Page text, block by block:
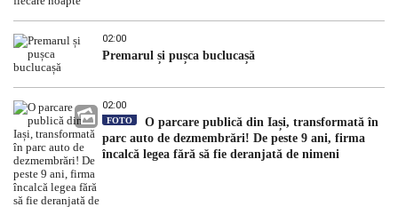
02:00
Premarul și pușca buclucașă
02:00
FOTO
O parcare publică din Iași, transformată în
parc auto de dezmembrări! De peste 9 ani, firma
încalcă legea fără să fie deranjată de nimeni